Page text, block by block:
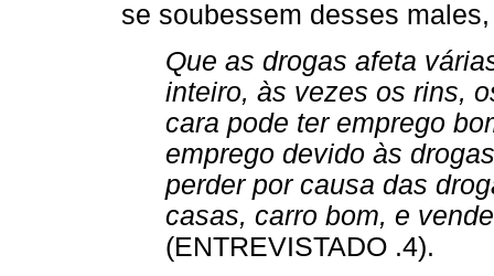
se soubessem desses
Que as drogas afeta
inteiro, às vezes os rins,
cara pode ter emprego
emprego devido às
perder por causa das
casas, carro bom, e
(ENTREVISTADO .4).